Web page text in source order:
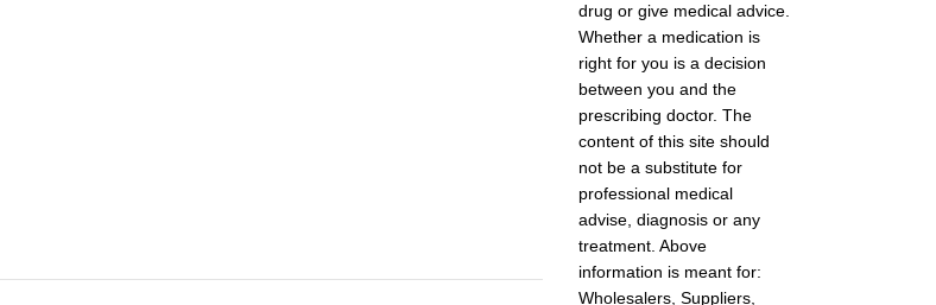
drug or give medical advice.
Whether a medication is
right for you is a decision
between you and the
prescribing doctor. The
content of this site should
not be a substitute for
professional medical
advise, diagnosis or any
treatment. Above
information is meant for:
Wholesalers, Suppliers,